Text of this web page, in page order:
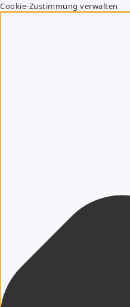
Cookie-Zustimmung verwalten